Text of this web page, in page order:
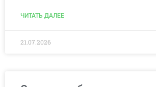
ЧИТАТЬ ДАЛЕЕ
21.07.2026